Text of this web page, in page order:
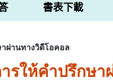
書表下載
ผ่านทางวิดีโอคอล
รให้คำปรึกษา